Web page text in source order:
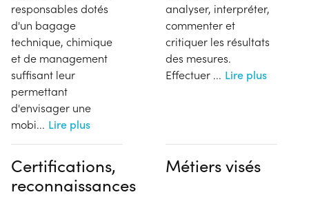
responsables dotés
d'un bagage
technique, chimique
et de management
suffisant leur
permettant
d'envisager une
mobi... Lire plus
analyser, interpréter,
commenter et
critiquer les résultats
des mesures.
Effectuer ... Lire plus
Certifications,
reconnaissances
Métiers visés